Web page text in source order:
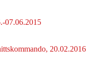
07.06.2015
20.02.2016